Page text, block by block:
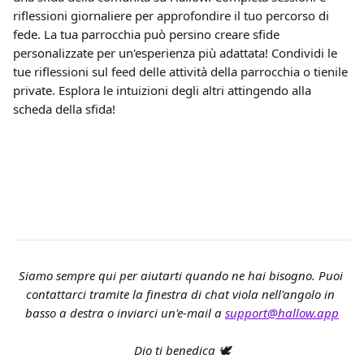
riflessioni giornaliere per approfondire il tuo percorso di
fede. La tua parrocchia può persino creare sfide
personalizzate per un'esperienza più adattata! Condividi le
tue riflessioni sul feed delle attività della parrocchia o tienile
private. Esplora le intuizioni degli altri attingendo alla
scheda della sfida!
Siamo sempre qui per aiutarti quando ne hai bisogno. Puoi
contattarci tramite la finestra di chat viola nell'angolo in
basso a destra o inviarci un'e-mail a support@hallow.app
Dio ti benedica 🕊️